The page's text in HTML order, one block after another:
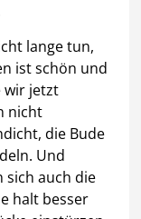
lange tun,
ist schön und
wir jetzt
nicht
die Bude
Und
sich auch die
halt besser